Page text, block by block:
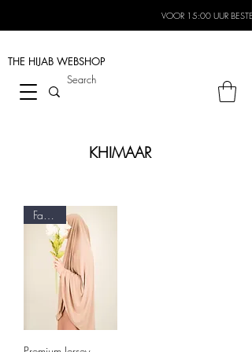
VOOR 15:00 UUR
THE HIJAB WEBSHOP
KHIMAAR
Favoriet